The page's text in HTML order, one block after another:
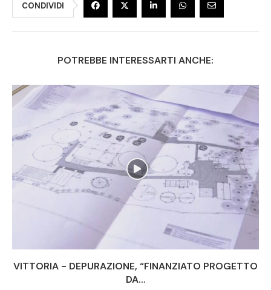
CONDIVIDI
POTREBBE INTERESSARTI ANCHE:
VITTORIA - DEPURAZIONE, “FINANZIATO PROGETTO
DA...